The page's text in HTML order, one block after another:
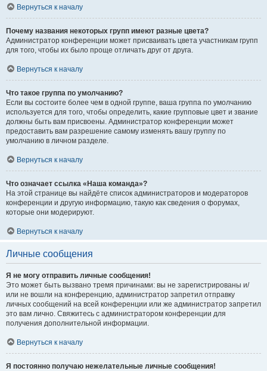
Вернуться к началу
Почему названия некоторых групп имеют разные цвета?
Администратор конференции может присваивать цвета участникам групп
для того, чтобы их было проще отличать друг от друга.
Вернуться к началу
Что такое группа по умолчанию?
Если вы состоите более чем в одной группе, ваша группа по умолчанию
используется для того, чтобы определить, какие групповые цвет и звание
должны быть вам присвоены. Администратор конференции может
предоставить вам разрешение самому изменять вашу группу по
умолчанию в личном разделе.
Вернуться к началу
Что означает ссылка «Наша команда»?
На этой странице вы найдёте список администраторов и модераторов
конференции и другую информацию, такую как сведения о форумах,
которые они модерируют.
Вернуться к началу
Личные сообщения
Я не могу отправить личные сообщения!
Это может быть вызвано тремя причинами: вы не зарегистрированы и/
или не вошли на конференцию, администратор запретил отправку
личных сообщений на всей конференции или же администратор запретил
это вам лично. Свяжитесь с администратором конференции для
получения дополнительной информации.
Вернуться к началу
Я постоянно получаю нежелательные личные сообщения!